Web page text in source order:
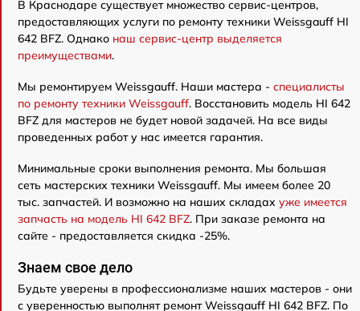
В Краснодаре существует множество сервис-центров,
предоставляющих услуги по ремонту техники Weissgauff HI
642 BFZ. Однако наш сервис-центр выделяется
преимуществами.
Мы ремонтируем Weissgauff. Наши мастера - специалисты
по ремонту техники Weissgauff. Восстановить модель HI 642
BFZ для мастеров не будет новой задачей. На все виды
проведенных работ у нас имеется гарантия.
Минимальные сроки выполнения ремонта. Мы большая
сеть мастерских техники Weissgauff. Мы имеем более 20
тыс. запчастей. И возможно на наших складах уже имеется
запчасть на модель HI 642 BFZ. При заказе ремонта на
сайте - предоставляется скидка -25%.
Знаем свое дело
Будьте уверены в профессионализме наших мастеров - они
с уверенностью выполнят ремонт Weissgauff HI 642 BFZ. По